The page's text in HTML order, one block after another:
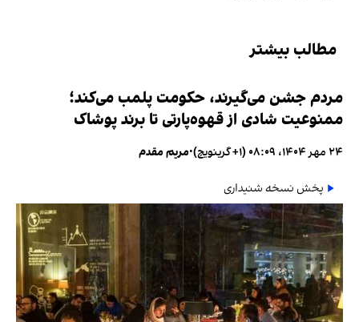
مطالب بیشتر
مردم جشن می‌گیرند، حکومت پلمب می‌کند؛
ممنوعیت شادی از قهوه‌پارتی تا برند پوشاک
۲۴ مهر ۱۴۰۴، ۰۸:۰۹ (‎+۱ گرینویچ) •مریم مقدم
پخش نسخه شنیداری